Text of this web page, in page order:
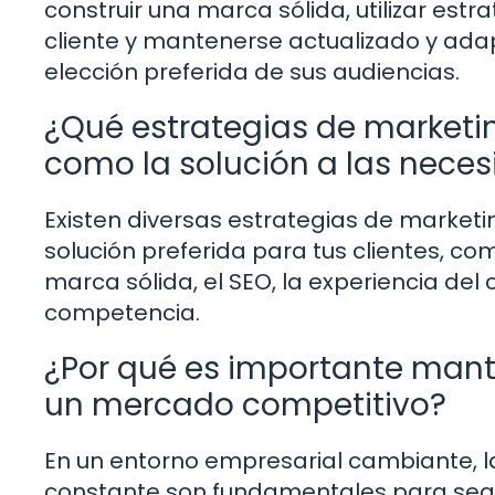
construir una marca sólida, utilizar
cliente y mantenerse actualizado y
elección preferida de sus audiencias.
¿Qué estrategias de
como la solución a las
Existen diversas estrategias de
solución preferida para tus clientes,
marca sólida, el SEO, la experiencia
competencia.
¿Por qué es importante
un mercado competitivo?
En un entorno empresarial